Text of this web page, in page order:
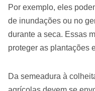
Por exemplo, eles
de inundações ou no
durante a seca. Essas
proteger as plantações
Da semeadura à